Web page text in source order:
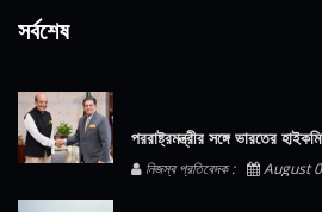
সর্বশেষ
পররাষ্ট্রমন্ত্রীর সঙ্গে ভারতের
নিজস্ব প্রতিবেদক : August